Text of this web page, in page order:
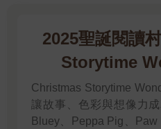
2025聖誕閱讀
Storytime
Christmas Storytime
讓故事、色彩與想像力
Bluey、Peppa Pig、